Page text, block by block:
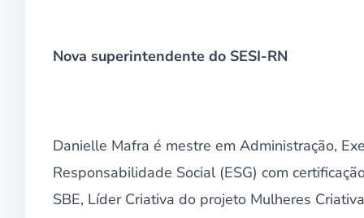
Nova superintendente do SESI-RN
Danielle Mafra é mestre em Administração,
Responsabilidade Social (ESG) com
SBE, Líder Criativa do projeto Mulheres